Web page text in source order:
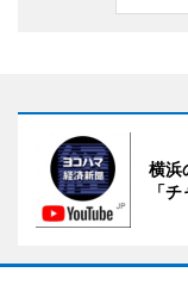
横浜
「